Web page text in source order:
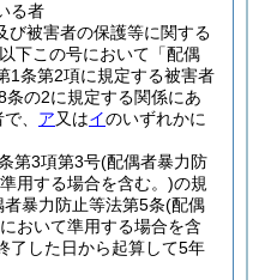
る者
び被害者の保護等に関する
下この号において「配偶
1条第2項に規定する被害者
条の2に規定する関係にあ
、 ア又はイのいずれかに
第3項第3号(配偶者暴力防
用する場合を含む。)の規
暴力防止等法第5条(配偶
おいて準用する場合を含
了した日から起算して5年